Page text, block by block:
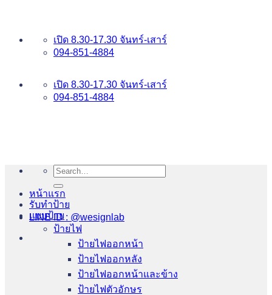
เปิด 8.30-17.30 จันทร์-เสาร์
094-851-4884
เปิด 8.30-17.30 จันทร์-เสาร์
094-851-4884
LINE ID : @wesignlab
Search
for:
หน้าแรก
รับทำป้าย
แบบป้าย
ป้ายไฟ
ป้ายไฟออกหน้า
ป้ายไฟออกหลัง
ป้ายไฟออกหน้าและข้าง
ป้ายไฟตัวอักษร